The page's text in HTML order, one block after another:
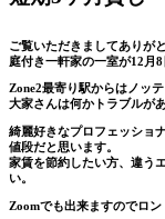
ご覧いただきましてありが
庭付き一軒家の一室が12月
Zone2最寄り駅からはノッ
大家さんは何かトラブルが
綺麗好きなプロフェッショ
値段だと思います。
家賃を節約したい方、違う
い。
Zoomでも出来ますのでロン